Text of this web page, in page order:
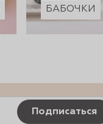
БАБОЧКИ
Подписаться